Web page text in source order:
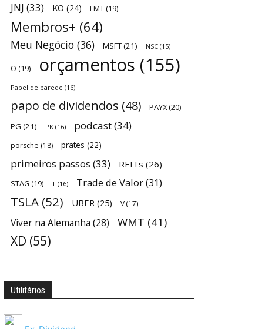
JNJ (33) KO (24) LMT (19)
Membros+ (64)
Meu Negócio (36) MSFT(21) NSC (15)
O (19) orçamentos (155)
Papel de parede (16)
papo de dividendos (48) PAYX(20)
PG (21) PK (16) podcast(34)
porsche (18) prates (22)
primeiros passos (33) REITs (26)
STAG (19) T (16) Trade de Valor(31)
TSLA (52) UBER (25) V(17)
Viver na Alemanha (28) WMT (41)
XD (55)
Utilitários